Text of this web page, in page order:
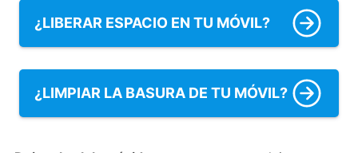
¿LIBERAR ESPACIO EN TU MÓVIL?
¿LIMPIAR LA BASURA DE TU MÓVIL?